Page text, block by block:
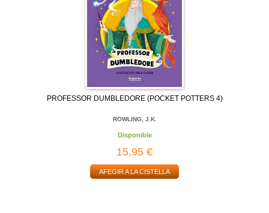
PROFESSOR DUMBLEDORE (POCKET POTTERS 4)
ROWLING, J.K.
Disponible
15,95 €
AFEGIR A LA CISTELLA